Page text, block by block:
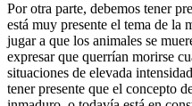
Por otra parte, debemos tener
está muy presente el tema de la
jugar a que los animales se
expresar que querrían morirse
situaciones de elevada
tener presente que el concepto